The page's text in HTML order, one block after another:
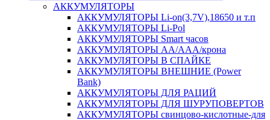
АККУМУЛЯТОРЫ
АККУМУЛЯТОРЫ Li-on(3,7V),18650 и т.п
АККУМУЛЯТОРЫ Li-Pol
АККУМУЛЯТОРЫ Smart часов
АККУМУЛЯТОРЫ АА/ААА/крона
АККУМУЛЯТОРЫ В СПАЙКЕ
АККУМУЛЯТОРЫ ВНЕШНИЕ (Power
Bank)
АККУМУЛЯТОРЫ ДЛЯ РАЦИЙ
АККУМУЛЯТОРЫ ДЛЯ ШУРУПОВЕРТОВ
АККУМУЛЯТОРЫ свинцово-кислотные-для